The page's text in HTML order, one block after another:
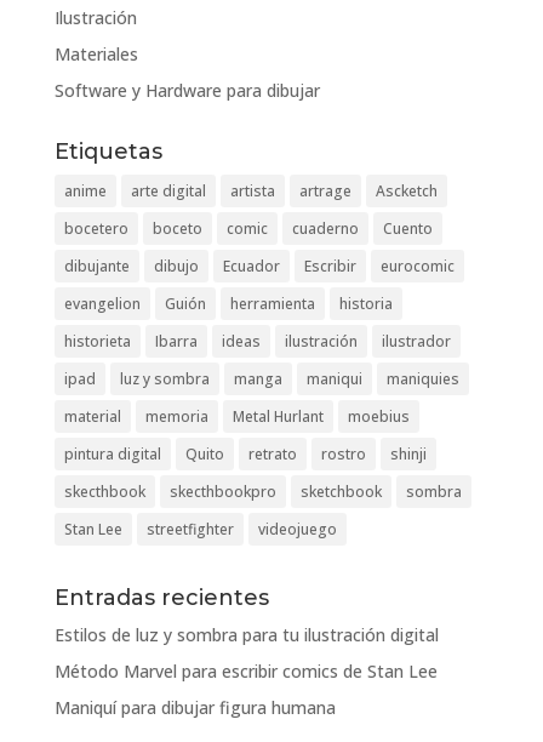
Ilustración
Materiales
Software y Hardware para dibujar
Etiquetas
anime arte digital artista artrage
Ascketch
bocetero
boceto comic cuaderno
Cuento
dibujante
dibujo Ecuador Escribir
eurocomic
evangelion
Guión herramienta
historia
historieta
Ibarra ideas ilustración
ilustrador
ipad
luz y sombra manga maniqui
maniquies
material
memoria Metal Hurlant
moebius
pintura digital
Quito retrato rostro
shinji
skecthbook
skecthbookpro sketchbook
sombra
Stan Lee
streetfighter videojuego
Entradas recientes
Estilos de luz y sombra para tu ilustración digital
Método Marvel para escribir comics de Stan Lee
Maniquí para dibujar figura humana